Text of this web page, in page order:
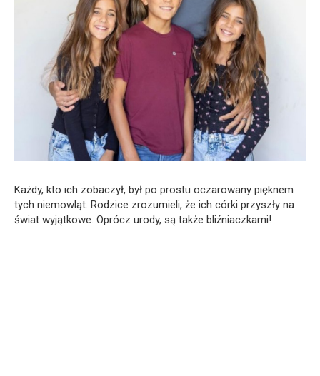
Każdy, kto ich zobaczył, był po prostu oczarowany pięknem
tych niemowląt. Rodzice zrozumieli, że ich córki przyszły na
świat wyjątkowe. Oprócz urody, są także bliźniaczkami!